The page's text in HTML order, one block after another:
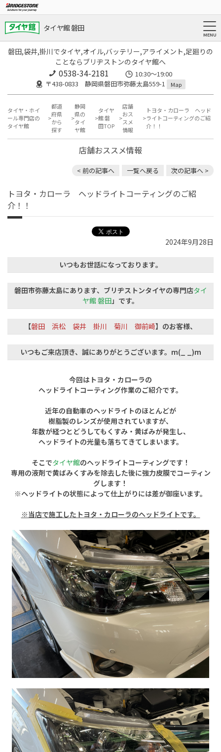
タイヤ館 磐田
磐田,袋井,掛川でタイヤ,オイル,バッテリー,アライメント,足廻りの
ことならブリヂストンのタイヤ館へ
0538-34-2181
10:30～19:00
〒438-0833 静岡県磐田市弥藤太島559-1
Map
タイヤ・ホイ
ール専門店の
タイヤ館
都道
府県
から
探す
静岡
県の
タイ
ヤ館
タイヤ
館 磐
田TOP
店舗
おス
スメ
情報
トヨタ・カローラ ヘッド
ライトコーティングのご紹
介！！
店舗おススメ情報
< 前の記事へ 一覧へ戻る 次の記事へ >
トヨタ・カローラ ヘッドライトコーティングのご紹
介！！
2024年9月28日
いつもお世話になっております。
磐田市弥藤太島にあります、 ブリヂストンタイヤの専門店タイ
ヤ館 磐田」です。
【磐田 浜松 袋井 掛川 菊川 御前崎】のお客様、
いつもご来店頂き、誠にありがとうございます。m(_ _)m
今回はトヨタ・カローラの
ヘッドライトコーティング作業のご紹介です。
近年の自動車のヘッドライトのほとんどが
樹脂製のレンズが使用されていますが、
年数が経つとどうしてもくすみ・黄ばみが発生し、
ヘッドライトの光量も落ちてきてしまいます。
そこでタイヤ館のヘッドライトコーティングです！
専用の液剤で黄ばみくすみを除去した後に強力皮膜でコーティン
グします！
※ヘッドライトの状態によって仕上がりには差が御座います。
※当店で施工したトヨタ・カローラのヘッドライトです。